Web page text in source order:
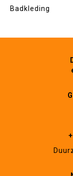
Badkleding